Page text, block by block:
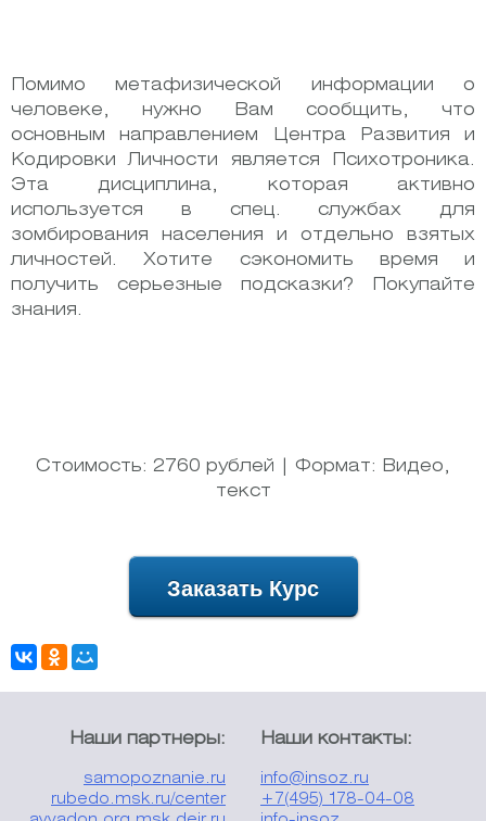
Помимо метафизической информации о
человеке, нужно Вам сообщить, что
основным направлением Центра Развития и
Кодировки Личности является Психотроника.
Эта дисциплина, которая активно
используется в спец. службах для
зомбирования населения и отдельно взятых
личностей. Хотите сэкономить время и
получить серьезные подсказки? Покупайте
знания.
Стоимость: 2760 рублей | Формат: Видео,
текст
Заказать Курс
Наши партнеры:
samopoznanie.ru
rubedo.msk.ru/center
Наши контакты:
info@insoz.ru
+7(495) 178-04-08